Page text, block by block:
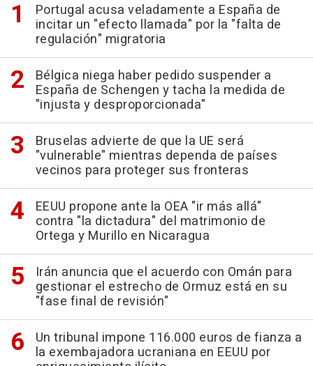
Portugal acusa veladamente a España de
incitar un "efecto llamada" por la "falta de
regulación" migratoria
Bélgica niega haber pedido suspender a
España de Schengen y tacha la medida de
"injusta y desproporcionada"
Bruselas advierte de que la UE será
"vulnerable" mientras dependa de países
vecinos para proteger sus fronteras
EEUU propone ante la OEA "ir más allá"
contra "la dictadura" del matrimonio de
Ortega y Murillo en Nicaragua
Irán anuncia que el acuerdo con Omán para
gestionar el estrecho de Ormuz está en su
"fase final de revisión"
Un tribunal impone 116.000 euros de fianza a
la exembajadora ucraniana en EEUU por